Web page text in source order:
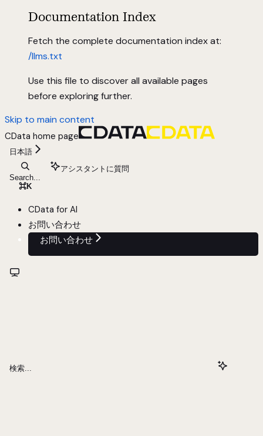
Documentation Index
Fetch the complete documentation index at:
/llms.txt
Use this file to discover all available pages
before exploring further.
Skip to main content
CData home page
日本語
Search...
⌘K
アシスタントに質問
CData for AI
お問い合わせ
お問い合わせ
検索...